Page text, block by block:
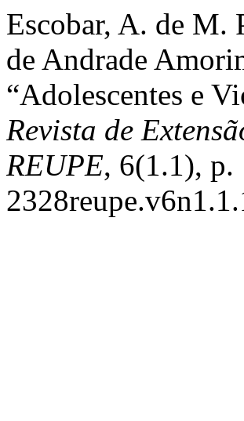
Escobar, A. de M.
de Andrade
“Adolescentes e
Revista de
REUPE, 6(1.1),